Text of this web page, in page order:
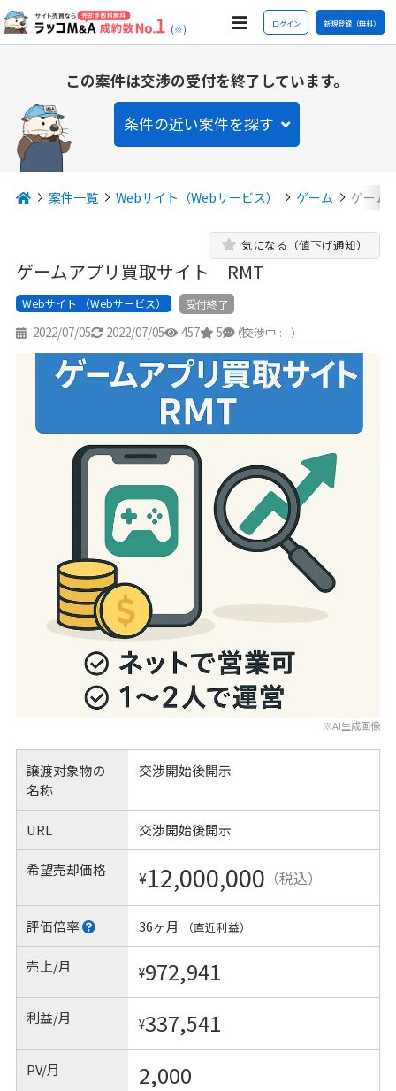
(※) ログイン 新規登録（無料）
この案件は交渉の受付を終了しています。
条件の近い案件を探す
案件一覧 Webサイト（Webサービス） ゲーム ゲーム
ゲームアプリ買取サイト RMT
気になる（値下げ通知）
Webサイト （Webサービス） 受付終了
2022/07/05 2022/07/05 457 5 4
（交渉中 : - ）
※AI生成画像
譲渡対象物の
名称
交渉開始後開示
URL 交渉開始後開示
希望売却価格 ¥12,000,000 （税込）
評価倍率 36ヶ月 （直近利益）
売上/月 ¥972,941
利益/月 ¥337,541
PV/月 2,000